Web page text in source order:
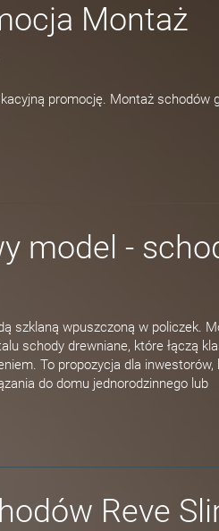
Montaż
promocję. Montaż schodów
model -
szklaną wpuszczoną w policzek.
schody drewniane, które łączą
To propozycja dla inwestorów,
do domu jednorodzinnego lub
Reve